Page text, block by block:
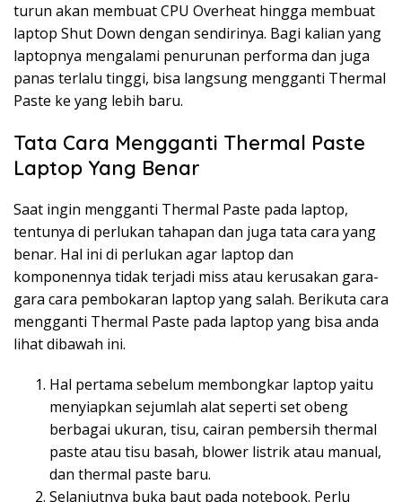
turun akan membuat CPU Overheat hingga membuat
laptop Shut Down dengan sendirinya. Bagi kalian yang
laptopnya mengalami penurunan performa dan juga
panas terlalu tinggi, bisa langsung mengganti Thermal
Paste ke yang lebih baru.
Tata Cara Mengganti Thermal Paste
Laptop Yang Benar
Saat ingin mengganti Thermal Paste pada laptop,
tentunya di perlukan tahapan dan juga tata cara yang
benar. Hal ini di perlukan agar laptop dan
komponennya tidak terjadi miss atau kerusakan gara-
gara cara pembokaran laptop yang salah. Berikuta cara
mengganti Thermal Paste pada laptop yang bisa anda
lihat dibawah ini.
Hal pertama sebelum membongkar laptop yaitu
menyiapkan sejumlah alat seperti set obeng
berbagai ukuran, tisu, cairan pembersih thermal
paste atau tisu basah, blower listrik atau manual,
dan thermal paste baru.
Selanjutnya buka baut pada notebook. Perlu